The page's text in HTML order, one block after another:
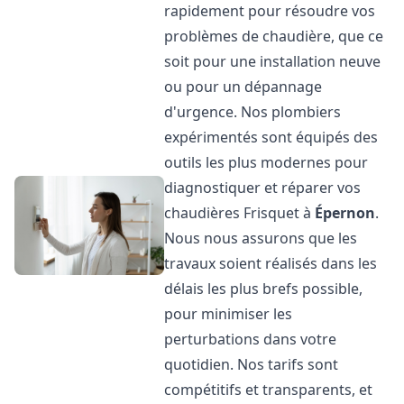
rapidement pour résoudre vos
problèmes de chaudière, que ce
soit pour une installation neuve
ou pour un dépannage
d'urgence. Nos plombiers
expérimentés sont équipés des
outils les plus modernes pour
diagnostiquer et réparer vos
chaudières Frisquet à Épernon.
Nous nous assurons que les
travaux soient réalisés dans les
délais les plus brefs possible,
pour minimiser les
perturbations dans votre
quotidien. Nos tarifs sont
compétitifs et transparents, et